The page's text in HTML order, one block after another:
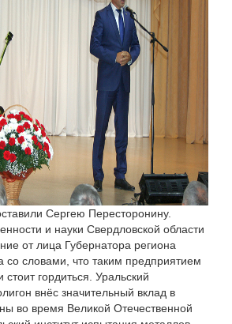
Сергею Пересторонину.
и науки Свердловской области
от лица Губернатора региона
со словами, что таким предприятием
стоит гордиться. Уральский
внёс значительный вклад в
во время Великой Отечественной